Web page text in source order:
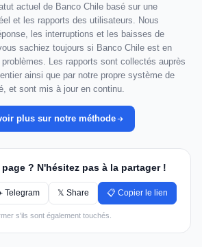
actuel de Banco Chile basé sur une
et les rapports des utilisateurs. Nous
les interruptions et les baisses de
sachiez toujours si Banco Chile est en
Les rapports sont collectés auprès
ainsi que par notre propre système de
et sont mis à jour en continu.
plus sur notre méthode
? N'hésitez pas à la partager !
Telegram 𝕏 Share 📋 Copier le lien
s'ils sont également touchés.